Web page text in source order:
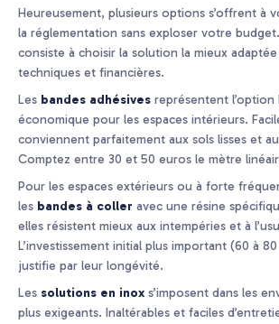
Heureusement, plusieurs options s’offrent à
la réglementation sans exploser votre
consiste à choisir la solution la mieux
techniques et financières.
Les bandes adhésives représentent l’option
économique pour les espaces intérieurs.
conviennent parfaitement aux sols lisses et
Comptez entre 30 et 50 euros le mètre
Pour les espaces extérieurs ou à forte
les bandes à coller avec une résine
elles résistent mieux aux intempéries et à
L’investissement initial plus important (60 à
justifie par leur longévité.
Les solutions en inox s’imposent dans les
plus exigeants. Inaltérables et faciles